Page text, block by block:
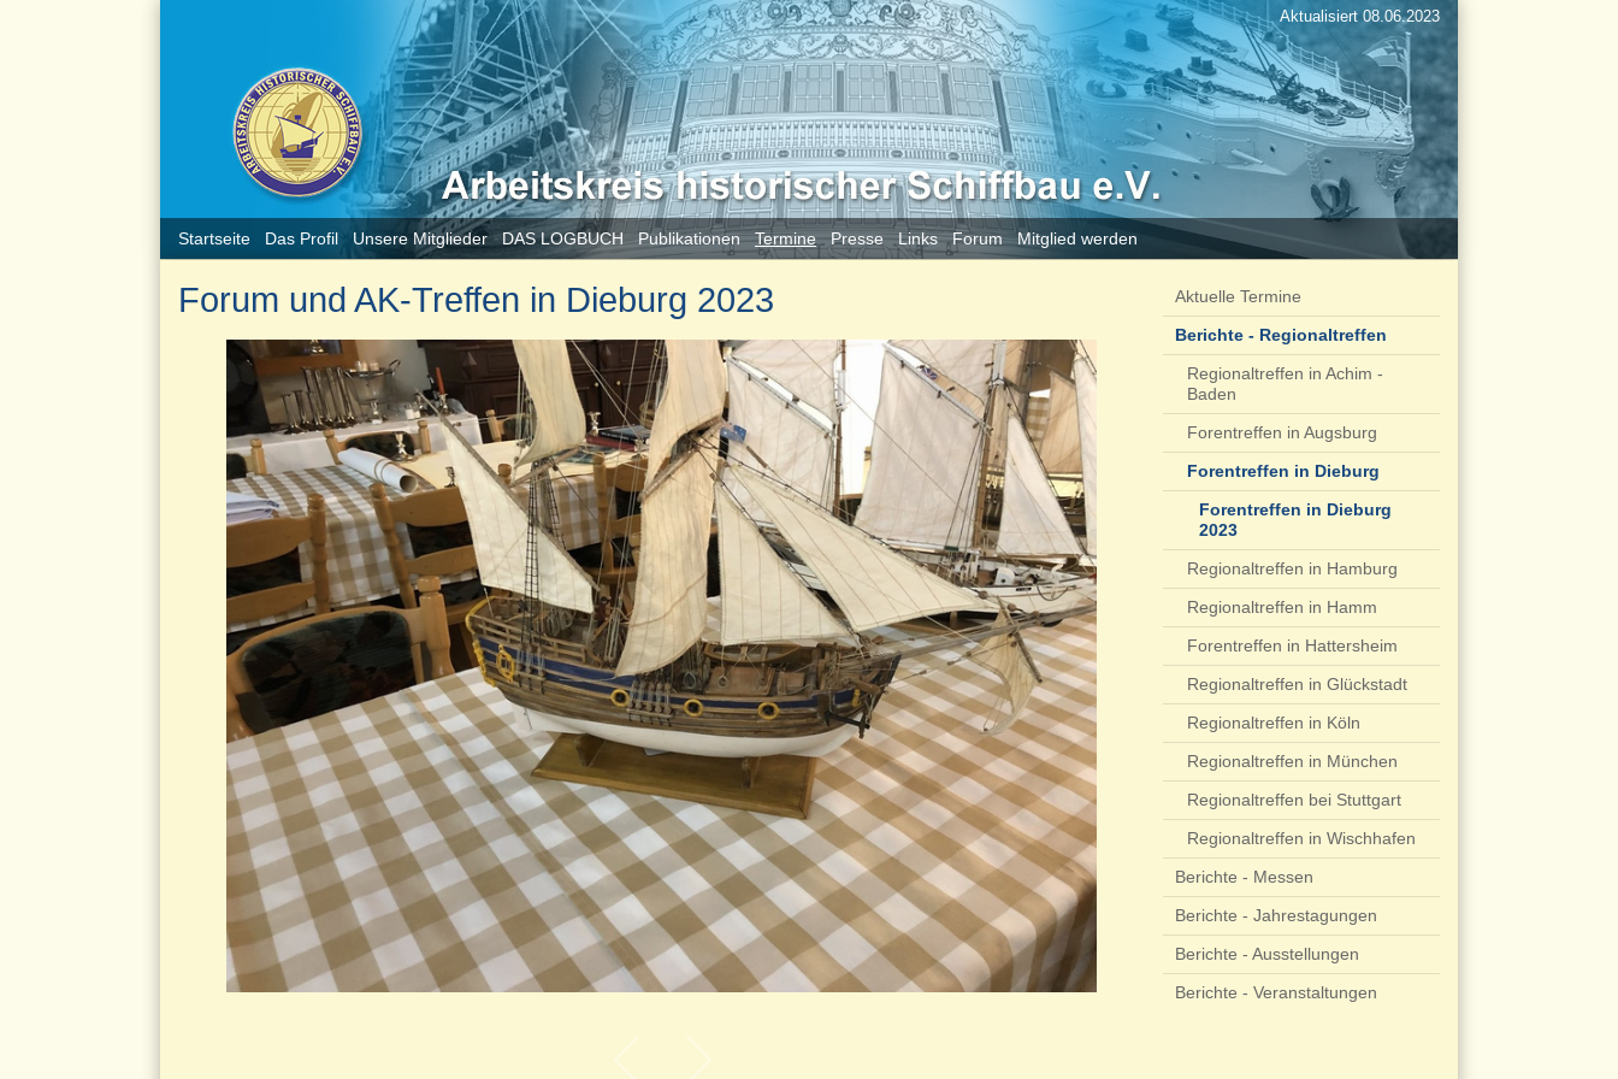
Startseite Das Profil Unsere Mitglieder DAS LOGBUCH Publikationen Termine Presse Links Forum Mitglied werden
Aktualisiert 08.06.2023
Forum und AK-Treffen in Dieburg 2023
Aktuelle Termine
Berichte - Regionaltreffen
Regionaltreffen in Achim -
Baden
Forentreffen in Augsburg
Forentreffen in Dieburg
Forentreffen in Dieburg
2023
Regionaltreffen in Hamburg
Regionaltreffen in Hamm
Forentreffen in Hattersheim
Regionaltreffen in Glückstadt
Regionaltreffen in Köln
Regionaltreffen in München
Regionaltreffen bei Stuttgart
Regionaltreffen in Wischhafen
Berichte - Messen
Berichte - Jahrestagungen
Berichte - Ausstellungen
Berichte - Veranstaltungen